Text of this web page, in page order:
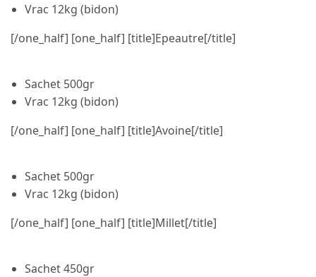
Vrac 12kg (bidon)
[/one_half] [one_half] [title]Epeautre[/title]
Sachet 500gr
Vrac 12kg (bidon)
[/one_half] [one_half] [title]Avoine[/title]
Sachet 500gr
Vrac 12kg (bidon)
[/one_half] [one_half] [title]Millet[/title]
Sachet 450gr